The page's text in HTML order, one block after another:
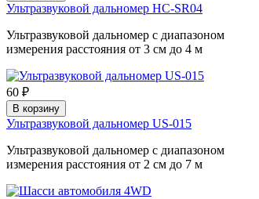
Ультразвуковой дальномер HC-SR04
Ультразвуковой дальномер с диапазоном
измерения расстояния от 3 см до 4 м
60 ₽
В корзину
Ультразвуковой дальномер US-015
Ультразвуковой дальномер с диапазоном
измерения расстояния от 2 см до 7 м